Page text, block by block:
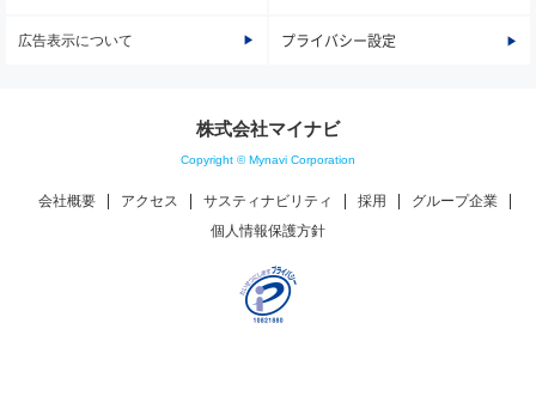
広告表示について プライバシー設定
株式会社マイナビ
Copyright © Mynavi Corporation
会社概要 アクセス サスティナビリティ 採用
グループ企業
個人情報保護方針